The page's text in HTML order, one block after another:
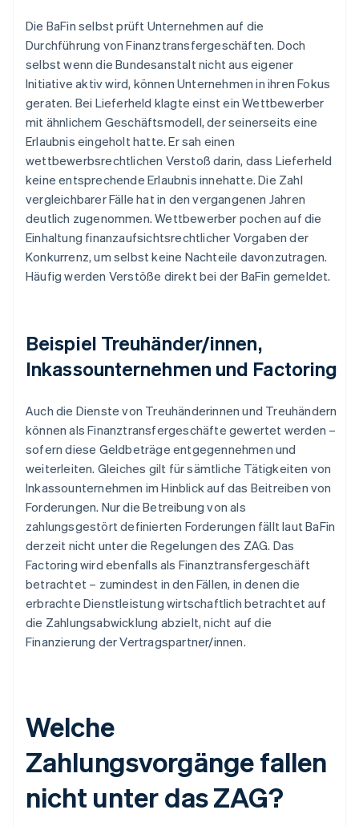
Die BaFin selbst prüft Unternehmen auf die
Durchführung von Finanztransfergeschäften. Doch
selbst wenn die Bundesanstalt nicht aus eigener
Initiative aktiv wird, können Unternehmen in ihren Fokus
geraten. Bei Lieferheld klagte einst ein Wettbewerber
mit ähnlichem Geschäftsmodell, der seinerseits eine
Erlaubnis eingeholt hatte. Er sah einen
wettbewerbsrechtlichen Verstoß darin, dass Lieferheld
keine entsprechende Erlaubnis innehatte. Die Zahl
vergleichbarer Fälle hat in den vergangenen Jahren
deutlich zugenommen. Wettbewerber pochen auf die
Einhaltung finanzaufsichtsrechtlicher Vorgaben der
Konkurrenz, um selbst keine Nachteile davonzutragen.
Häufig werden Verstöße direkt bei der BaFin gemeldet.
Beispiel Treuhänder/innen,
Inkassounternehmen und Factoring
Auch die Dienste von Treuhänderinnen und Treuhändern
können als Finanztransfergeschäfte gewertet werden –
sofern diese Geldbeträge entgegennehmen und
weiterleiten. Gleiches gilt für sämtliche Tätigkeiten von
Inkassounternehmen im Hinblick auf das Beitreiben von
Forderungen. Nur die Betreibung von als
zahlungsgestört definierten Forderungen fällt laut BaFin
derzeit nicht unter die Regelungen des ZAG. Das
Factoring wird ebenfalls als Finanztransfergeschäft
betrachtet – zumindest in den Fällen, in denen die
erbrachte Dienstleistung wirtschaftlich betrachtet auf
die Zahlungsabwicklung abzielt, nicht auf die
Finanzierung der Vertragspartner/innen.
Welche
Zahlungsvorgänge fallen
nicht unter das ZAG?